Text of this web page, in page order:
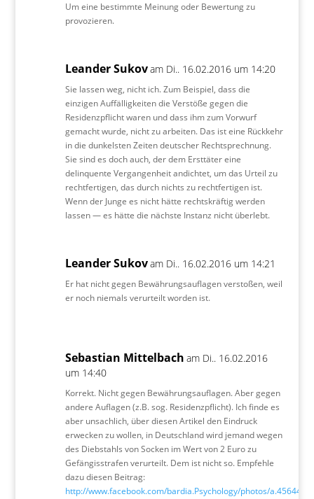
Um eine bestimmte Meinung oder Bewertung zu
provozieren.
Leander Sukovam Di.. 16.02.2016 um 14:20
Sie lassen weg, nicht ich. Zum Beispiel, dass die
einzigen Auffälligkeiten die Verstöße gegen die
Residenzpflicht waren und dass ihm zum Vorwurf
gemacht wurde, nicht zu arbeiten. Das ist eine Rückkehr
in die dunkelsten Zeiten deutscher Rechtsprechnung.
Sie sind es doch auch, der dem Ersttäter eine
delinquente Vergangenheit andichtet, um das Urteil zu
rechtfertigen, das durch nichts zu rechtfertigen ist.
Wenn der Junge es nicht hätte rechtskräftig werden
lassen — es hätte die nächste Instanz nicht überlebt.
Leander Sukovam Di.. 16.02.2016 um 14:21
Er hat nicht gegen Bewährungsauflagen verstoßen, weil
er noch niemals verurteilt worden ist.
Sebastian Mittelbach am Di.. 16.02.2016
um 14:40
Korrekt. Nicht gegen Bewährungsauflagen. Aber gegen
andere Auflagen (z.B. sog. Residenzpflicht). Ich finde es
aber unsachlich, über diesen Artikel den Eindruck
erwecken zu wollen, in Deutschland wird jemand wegen
des Diebstahls von Socken im Wert von 2 Euro zu
Gefängisstrafen verurteilt. Dem ist nicht so. Empfehle
dazu diesen Beitrag:
http://www.facebook.com/bardia.Psychology/photos/